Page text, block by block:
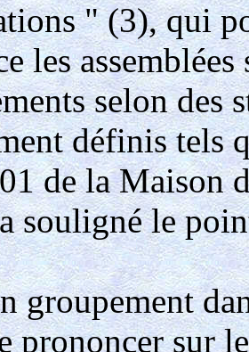
" (3), qui
les
selon des
définis tels
de la Maison
souligné le
groupement
prononcer sur